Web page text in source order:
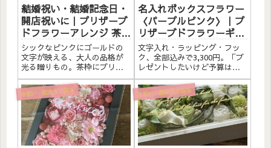
結婚祝い・結婚記念日・
開店祝いに｜プリザーブ
ドフラワーアレンジ 茶枠
〈シックピンク〉ゴール
ド文字入れ
シックなピンクにゴールドの
文字が映える、大人の品格が
光る贈りもの。茶枠にプリザ
ーブドフラワーと造花をたっ
ぷりアレンジしました。アク
リルプレートへのメッセージ
入れ無料。自立するので壁か
けでも置き型でも飾れます。
こんな方へ結婚祝い・結婚記
念日の...
名入れボックスフラワー
〈パープルピンク〉｜プ
リザーブドフラワーギフ
ト
文字入れ・ラッピング・フッ
ク、全部込みで3,300円。「プ
レゼントしたいけど予算は抑
えたい」そんなときに選んで
ほしいのが、このボックスフ
ラワー。アクリルプレートへ
の名入れも、リボンラッピン
グも、壁掛けフックも、全部
ふくまれた価格です。ローズ...
お祝い・記念日に贈る お祝い・記念日に贈る